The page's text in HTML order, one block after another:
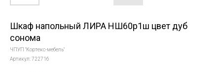
Шкаф напольный ЛИРА НШ60р1ш цвет дуб
сонома
ЧПУП "Кортекс-мебель"
Артикул:722716